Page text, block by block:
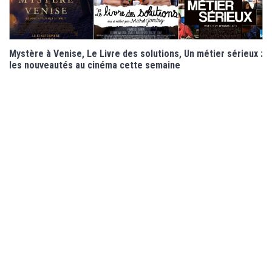
Mystère à Venise, Le Livre des solutions, Un métier sérieux :
les nouveautés au cinéma cette semaine